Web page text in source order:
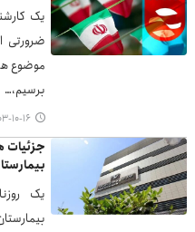
یک
ضرورتی
برسیم،…
۱۴۰۳-۱۰-۱۶
جزئیات
یک